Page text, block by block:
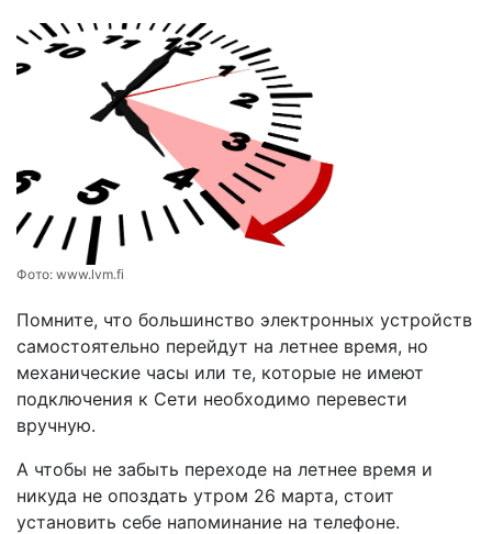
Фото: www.lvm.fi
Помните, что большинство электронных устройств
самостоятельно перейдут на летнее время, но
механические часы или те, которые не имеют
подключения к Сети необходимо перевести
вручную.
А чтобы не забыть переходе на летнее время и
никуда не опоздать утром 26 марта, стоит
установить себе напоминание на телефоне.